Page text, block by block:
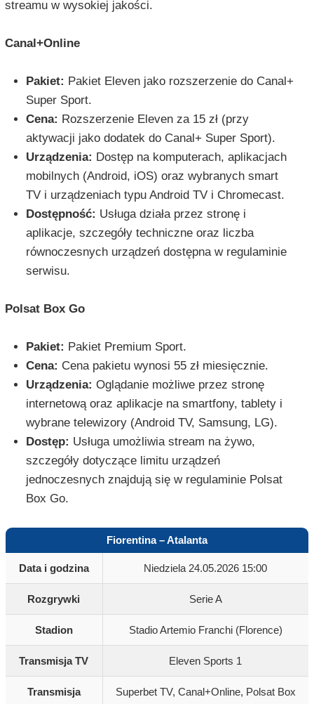
streamu w wysokiej jakości.
Canal+Online
Pakiet: Pakiet Eleven jako rozszerzenie do Canal+
Super Sport.
Cena: Rozszerzenie Eleven za 15 zł (przy
aktywacji jako dodatek do Canal+ Super Sport).
Urządzenia: Dostęp na komputerach, aplikacjach
mobilnych (Android, iOS) oraz wybranych smart
TV i urządzeniach typu Android TV i Chromecast.
Dostępność: Usługa działa przez stronę i
aplikacje, szczegóły techniczne oraz liczba
równoczesnych urządzeń dostępna w regulaminie
serwisu.
Polsat Box Go
Pakiet: Pakiet Premium Sport.
Cena: Cena pakietu wynosi 55 zł miesięcznie.
Urządzenia: Oglądanie możliwe przez stronę
internetową oraz aplikacje na smartfony, tablety i
wybrane telewizory (Android TV, Samsung, LG).
Dostęp: Usługa umożliwia stream na żywo,
szczegóły dotyczące limitu urządzeń
jednoczesnych znajdują się w regulaminie Polsat
Box Go.
Fiorentina – Atalanta
Data i godzina Niedziela 24.05.2026 15:00
Rozgrywki Serie A
Stadion Stadio Artemio Franchi (Florence)
Transmisja TV Eleven Sports 1
Transmisja
Superbet TV, Canal+Online, Polsat Box